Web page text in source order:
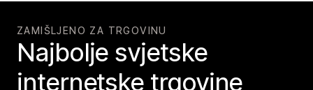
ZAMIŠLJENO ZA TRGOVINU
Najbolje svjetske
internetske trgovine